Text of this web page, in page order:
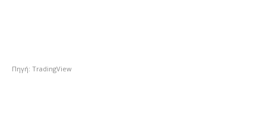
Πηγή: TradingView